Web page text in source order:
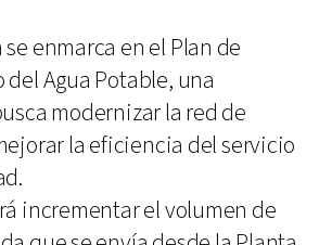
enmarca en el Plan de
Agua Potable, una
modernizar la red de
la eficiencia del servicio
incrementar el volumen de